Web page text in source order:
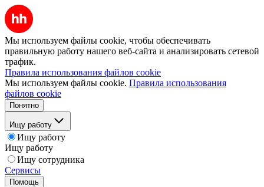
Мы используем файлы cookie, чтобы обеспечивать
правильную работу нашего веб-сайта и анализировать сетевой
трафик.
Правила использования файлов cookie
Мы используем файлы cookie. Правила использования
файлов cookie
Понятно
Ищу работу
Ищу работу
Ищу работу
Ищу сотрудника
Сервисы
Помощь